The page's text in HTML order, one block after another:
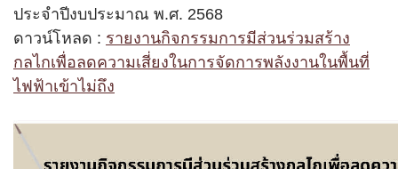
การมีส่วนร่วมของผู้บริหาร
ผู้บริหารเทคโนโลยีสารสนเทศระดับสูง (CIO)
การเสริมสร้างวัฒนธรรมองค์กร
ประจำปีงบประมาณ พ.ศ. 2568
ดาวน์โหลด : รายงานกิจกรรมการมีส่วนร่วมสร้าง
กลไกเพื่อลดความเสี่ยงในการจัดการพลังงานในพื้นที่
ไฟฟ้าเข้าไม่ถึง